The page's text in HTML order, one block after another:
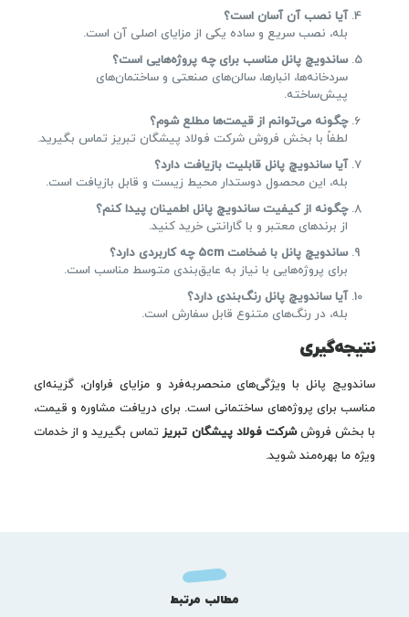
آیا نصب آن آسان است؟
بله، نصب سریع و ساده یکی از مزایای اصلی آن است.
ساندویچ پانل مناسب برای چه پروژه‌هایی است؟
سردخانه‌ها، انبارها، سالن‌های صنعتی و ساختمان‌های
پیش‌ساخته.
چگونه می‌توانم از قیمت‌ها مطلع شوم؟
لطفاً با بخش فروش شرکت فولاد پیشگان تبریز تماس بگیرید.
آیا ساندویچ پانل قابلیت بازیافت دارد؟
بله، این محصول دوستدار محیط زیست و قابل بازیافت است.
چگونه از کیفیت ساندویچ پانل اطمینان پیدا کنم؟
از برندهای معتبر و با گارانتی خرید کنید.
ساندویچ پانل با ضخامت 5 cm
چه کاربردی دارد؟
برای پروژه‌هایی با نیاز به عایق‌بندی متوسط مناسب است.
آیا ساندویچ پانل رنگ‌بندی دارد؟
بله، در رنگ‌های متنوع قابل سفارش است.
نتیجه‌گیری
ساندویچ پانل با ویژگی‌های منحصربه‌فرد و مزایای فراوان، گزینه‌ای
مناسب برای پروژه‌های ساختمانی است. برای دریافت مشاوره و قیمت،
با بخش فروششرکت فولاد پیشگان تبریزتماس بگیرید و از خدمات
ویژه ما بهره‌مند شوید.
مطالب مرتبط